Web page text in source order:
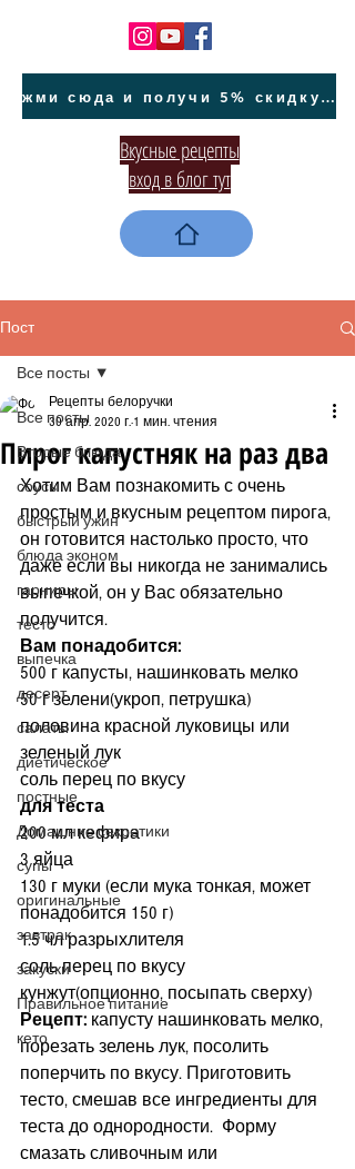
жми сюда и получи 5% скидку на покупку авто на Кипре и автообслуживание
Вкусные рецепты
вход в блог тут
Пост
Все посты
Вторые блюда
соусы
быстрый ужин
блюда эконом
гарниры
тесто
выпечка
десерт
салаты
диетическое
постные
Домашние секретики
супы
оригинальные
завтрак
закуски
Правильное питание
кето
Все посты
Пирог капустняк на раз два
Рецепты белоручки
30 апр. 2020 г. 1 мин. чтения
Хотим Вам познакомить с очень
простым и вкусным рецептом пирога,
он готовится настолько просто, что
даже если вы никогда не занимались
выпечкой, он у Вас обязательно
получится.
Вам понадобится:
500 г капусты, нашинковать мелко
50 г зелени(укроп, петрушка)
половина красной луковицы или
зеленый лук
соль перец по вкусу
для теста
200 мл кефира
3 яйца
130 г муки (если мука тонкая, может
понадобится 150 г)
1.5 чл разрыхлителя
соль перец по вкусу
кунжут(опционно, посыпать сверху)
Рецепт: капусту нашинковать мелко,
порезать зелень лук, посолить
поперчить по вкусу. Приготовить
тесто, смешав все ингредиенты для
теста до однородности.  Форму
смазать сливочным или